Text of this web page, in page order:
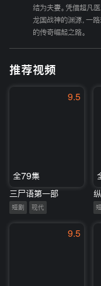
结为夫妻。凭借超凡
龙国战神的渊源，一
的传奇崛起之路。
推荐视频
9.5
全79集
三尸语第一部
短剧 现代
9.5